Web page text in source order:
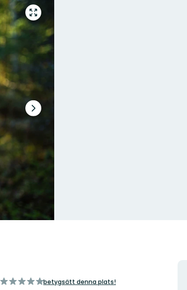
Gå
till
helskärmsläge
Nästa
av
betygsätt denna plats!